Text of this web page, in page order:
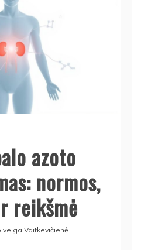
azoto
normos,
reikšmė
Vaitkevičienė